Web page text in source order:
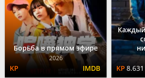
Борьба в прямом эфире
2026
Каждый
8.631